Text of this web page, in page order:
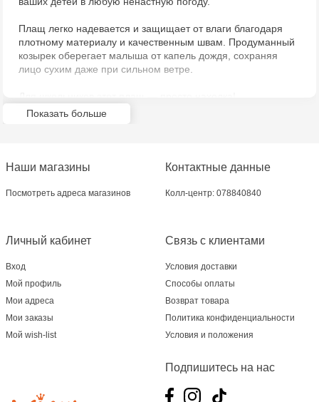
Jucarenia Ciocana - bd.Mircea cel Bătrân, 39
Плащ легко надевается и защищает от влаги благодаря
плотному материалу и качественным швам. Продуманный
козырек оберегает малыша от капель дождя, сохраняя
лицо сухим даже при сильном ветре.
Дополнительное пространство позволяет носить его со
предусмотренным местом для рюкзака.
Отличный вариант как для малышей, так и подростков.
Удобство в уходе отмечают все родители: плащ легко
благодаря прочному материалу его устойчивость к износу
приятно удивляет.
Показать больше
Наши магазины
Посмотреть адреса магазинов
Связь с клиентами
Условия доставки
Способы оплаты
Возврат товара
Политика конфиденциальности
Условия и положения
Личный кабинет
Вход
Мой профиль
Мои адреса
Мои заказы
Мой wish-list
Контактные данные
Колл-центр: 078840840
Подпишитесь на нас